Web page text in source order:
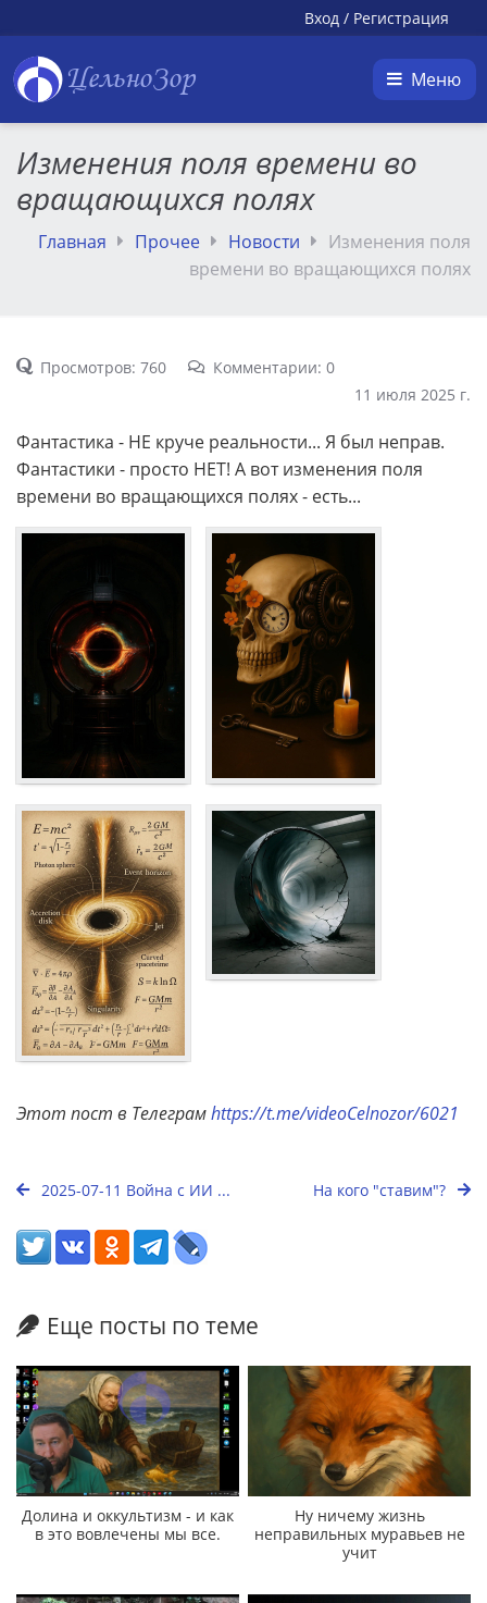
Вход / Регистрация
ЦельноЗор Меню
Изменения поля времени во
вращающихся полях
Главная Прочее Новости
Изменения поля
времени во вращающихся полях
Просмотров: 760
Комментарии: 0
11 июля 2025 г.
Фантастика - НЕ круче реальности... Я был неправ.
Фантастики - просто НЕТ! А вот изменения поля
времени во вращающихся полях - есть...
Этот пост в Телеграмhttps://t.me/videoCelnozor/6021
2025-07-11 Война с ИИ ... На кого "ставим"?
Еще посты по теме
Долина и оккультизм - и как
в это вовлечены мы все.
Ну ничему жизнь
неправильных муравьев не
учит